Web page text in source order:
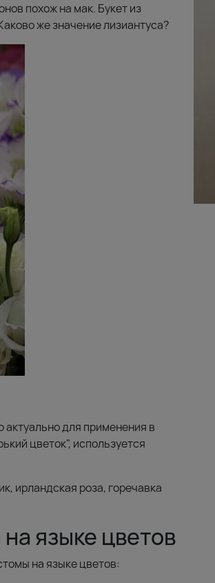
похож на мак. Букет из
же значение лизиантуса?
для применения в
цветок", используется
ирландская роза, горечавка
языке цветов
на языке цветов: